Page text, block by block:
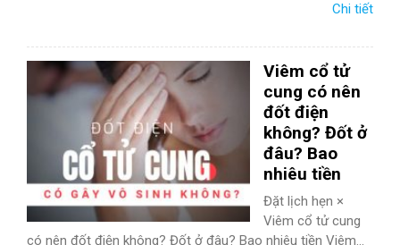
DA LIỄU THẨM MỸ
Chi tiết
Viêm cổ tử
cung có nên
đốt điện
không? Đốt ở
đâu? Bao
nhiêu tiền
Đặt lịch hẹn ×
Viêm cổ tử cung
có nên đốt điện không? Đốt ở đâu? Bao nhiêu tiền Viêm...